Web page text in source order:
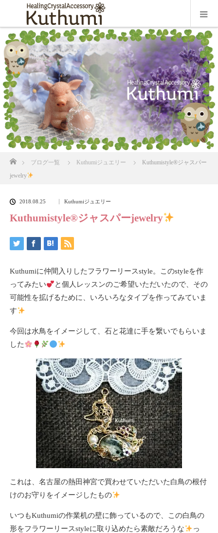
ブログ一覧 Kuthumiジュエリー Kuthumistyle®️ジャスパー
jewelry
2018.08.25 Kuthumiジュエリー
Kuthumistyle®️ジャスパーjewelry
Kuthumiに仲間入りしたフラワーリースstyle。このstyleを作
ってみたい
と個人レッスンのご希望いただいたので、その
可能性を拡げるために、いろいろなタイプを作ってみていま
す
今回は水鳥をイメージして、石と花達に手を繋いでもらいま
した
これは、名古屋の熱田神宮で買わせていただいた白鳥の根付
けのお守りをイメージしたもの
いつもKuthumiの作業机の壁に飾っているので、この白鳥の
形をフラワーリースstyleに取り込めたら素敵だろうな
っ